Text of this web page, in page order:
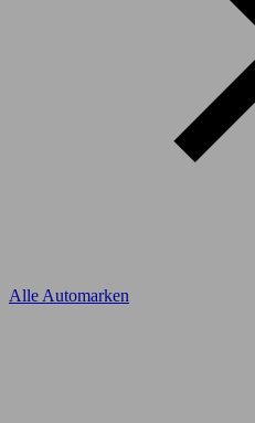
Alle Automarken